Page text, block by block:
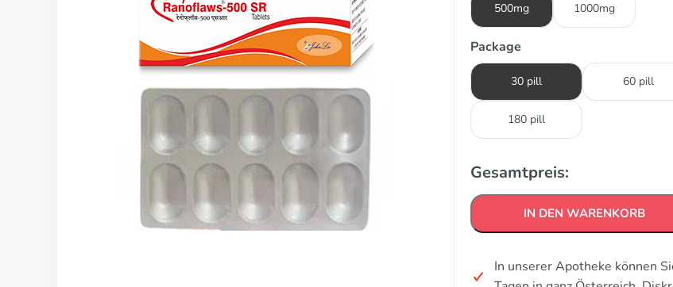
500mg 1000mg
Package
30 pill 60 pill
180 pill
Gesamtpreis:
IN DEN WARENKORB
In unserer Apotheke können